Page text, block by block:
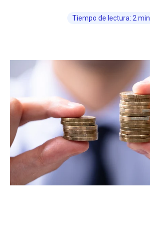
Tiempo de lectura: 2 min.